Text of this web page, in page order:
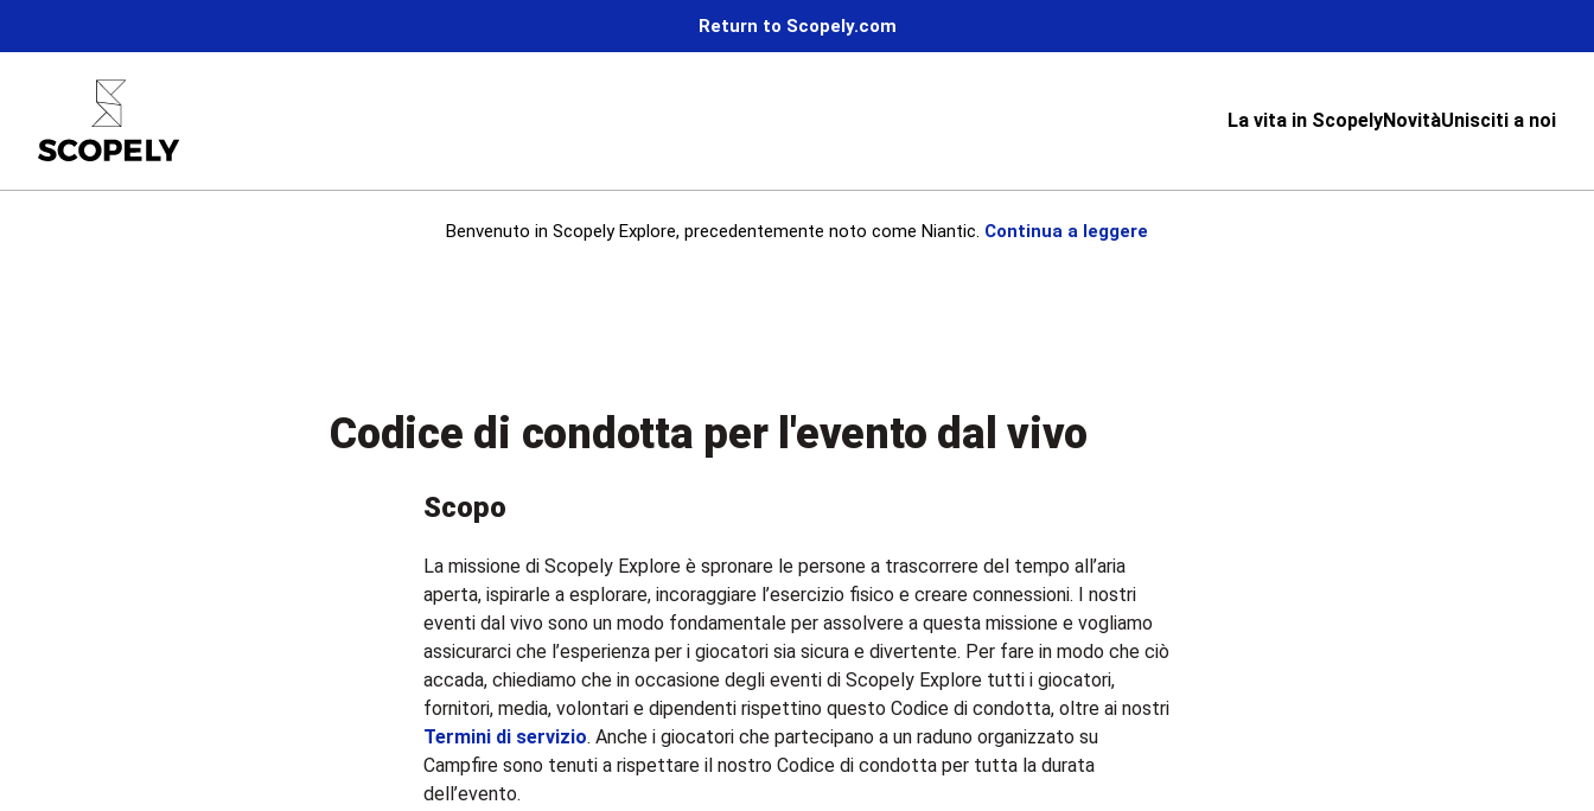
Return to Scopely.com
La vita in ScopelyNovitàUnisciti a noi
Benvenuto in Scopely Explore, precedentemente noto come Niantic. Continua a leggere
Codice di condotta per l'evento dal vivo
Scopo
La missione di Scopely Explore è spronare le persone a trascorrere del tempo all’aria
aperta, ispirarle a esplorare, incoraggiare l’esercizio fisico e creare connessioni. I nostri
eventi dal vivo sono un modo fondamentale per assolvere a questa missione e vogliamo
assicurarci che l’esperienza per i giocatori sia sicura e divertente. Per fare in modo che ciò
accada, chiediamo che in occasione degli eventi di Scopely Explore tutti i giocatori,
fornitori, media, volontari e dipendenti rispettino questo Codice di condotta, oltre ai nostri
Termini di servizio. Anche i giocatori che partecipano a un raduno organizzato su
Campfire sono tenuti a rispettare il nostro Codice di condotta per tutta la durata
dell’evento.